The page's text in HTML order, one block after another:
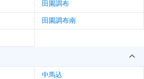
田園調布
田園調布南
中馬込